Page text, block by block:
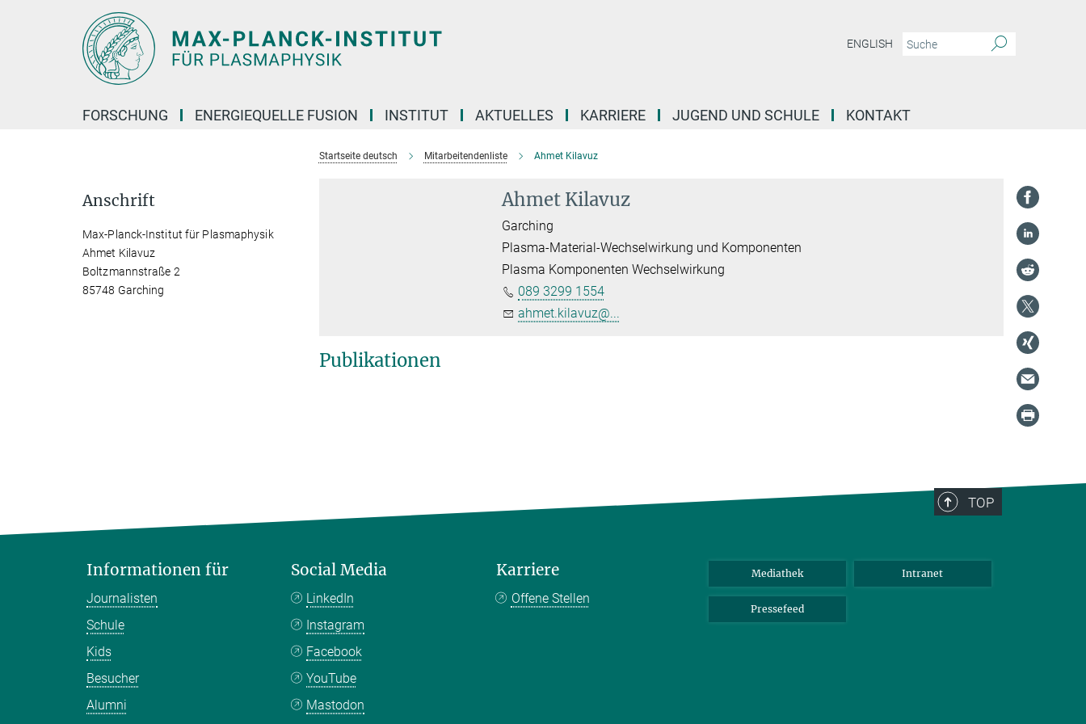
ENGLISH
FORSCHUNG ENERGIEQUELLE FUSION INSTITUT AKTUELLES KARRIERE JUGEND UND SCHULE KONTAKT
Startseite deutsch Mitarbeitendenliste Ahmet Kilavuz
Ahmet Kilavuz
Garching
Plasma-Material-Wechselwirkung und Komponenten
Plasma Komponenten Wechselwirkung
089 3299 1554
ahmet.kilavuz@...
Publikationen
Anschrift
Max-Planck-Institut für Plasmaphysik
Ahmet Kilavuz
Boltzmannstraße 2
85748 Garching
TOP
Informationen für
Journalisten
Schule
Kids
Besucher
Alumni
Social Media
LinkedIn
Instagram
Facebook
YouTube
Mastodon
Karriere
Offene Stellen
Mediathek Intranet
Pressefeed